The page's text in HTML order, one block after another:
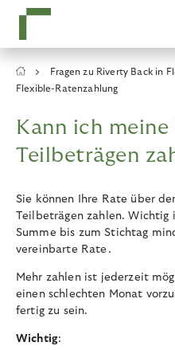
main
Breadcrumb
Fragen zu Riverty Back in
Flexible-Ratenzahlung
Kann ich
Teilbeträgen
Sie können Ihre Rate über
Teilbeträgen zahlen. Wichtig
Summe bis zum Stichtag
vereinbarte Rate.
Mehr zahlen ist jederzeit
einen schlechten Monat
fertig zu sein.
Wichtig: